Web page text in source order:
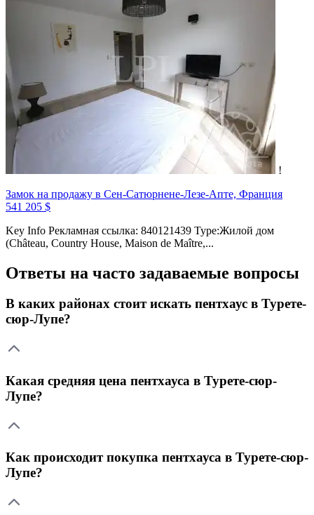
!
Замок на продажу в Сен-Сатюрнене-Лезе-Апте, Франция
541 205 $
Key Info Рекламная ссылка: 840121439 Type:Жилой дом
(Château, Country House, Maison de Maître,...
Ответы на часто задаваемые вопросы
В каких районах стоит искать пентхаус в Турете-
сюр-Лупе?
Какая средняя цена пентхауса в Турете-сюр-
Лупе?
Как происходит покупка пентхауса в Турете-сюр-
Лупе?